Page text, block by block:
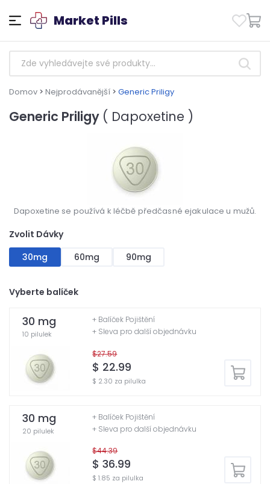
Market Pills
Domov > Nejprodávanější > Generic Priligy
Generic Priligy ( Dapoxetine )
Dapoxetine se používá k léčbě předčasné ejakulace u mužů.
Zvolit Dávky
30mg
60mg 90mg
Vyberte balíček
30 mg
10 pilulek
$27.59
$ 22.99
$ 2.30 za pilulka
+ Balíček Pojištění
+ Sleva pro další objednávku
30 mg
20 pilulek
$44.39
$ 36.99
$ 1.85 za pilulka
+ Balíček Pojištění
+ Sleva pro další objednávku